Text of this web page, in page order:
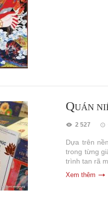
QUÁN
2 527
Dựa trên
trong từng
trình tan rã
Xem thêm